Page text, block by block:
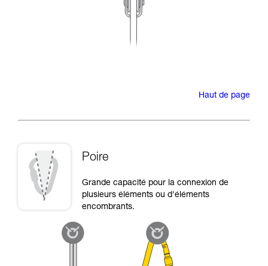
Haut de page
Poire
Grande capacité pour la connexion de
plusieurs éléments ou d'éléments
encombrants.